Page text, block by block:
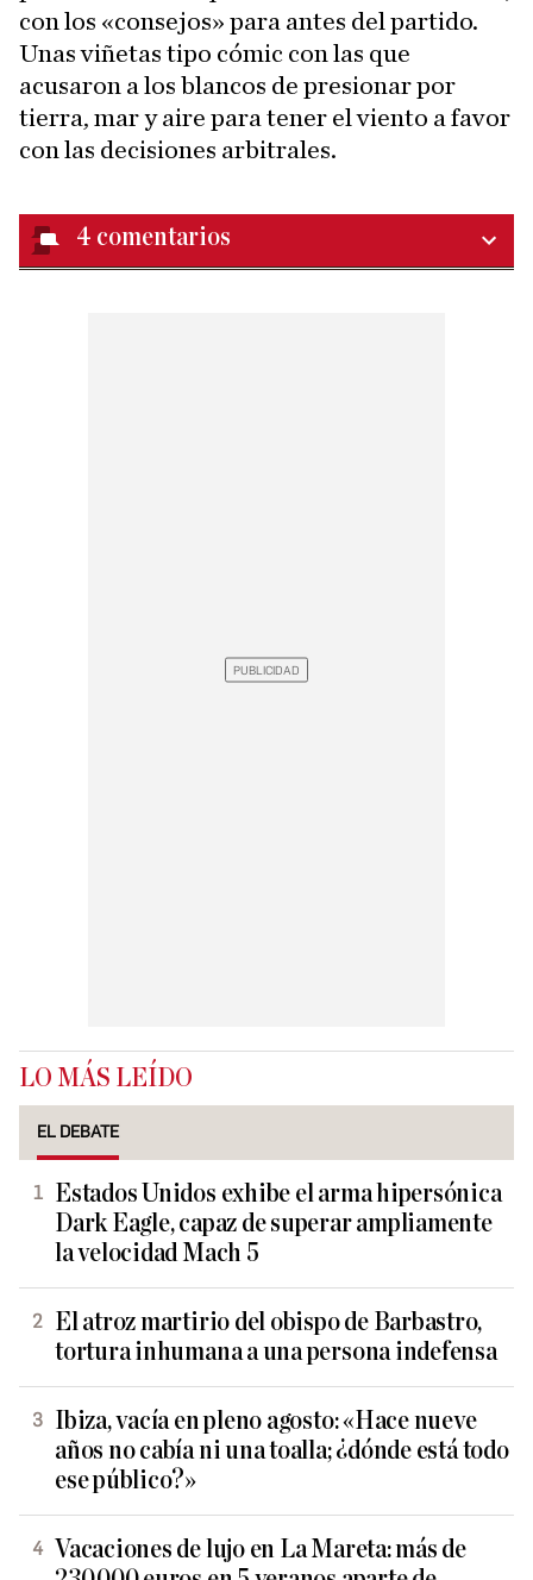
con los «consejos» para antes del partido.
Unas viñetas tipo cómic con las que
acusaron a los blancos de presionar por
tierra, mar y aire para tener el viento a favor
con las decisiones arbitrales.
4 comentarios
LO MÁS LEÍDO
EL DEBATE
Estados Unidos exhibe el arma hipersónica
Dark Eagle, capaz de superar ampliamente
la velocidad Mach 5
El atroz martirio del obispo de Barbastro,
tortura inhumana a una persona indefensa
Ibiza, vacía en pleno agosto: «Hace nueve
años no cabía ni una toalla; ¿dónde está todo
ese público?»
Vacaciones de lujo en La Mareta: más de